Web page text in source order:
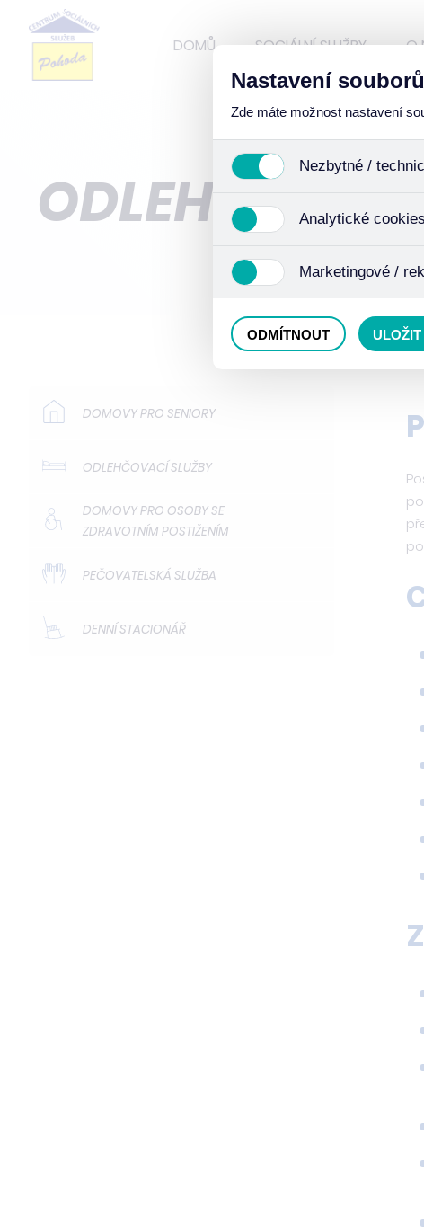
DOMŮ SOCIÁLNÍ SLUŽBY O
ODLEHČOVACÍ
DOMOVY PRO SENIORY
ODLEHČOVACÍ SLUŽBY
DOMOVY PRO OSOBY SE
ZDRAVOTNÍM POSTIŽENÍM
PEČOVATELSKÁ SLUŽBA
DENNÍ STACIONÁŘ
Nastavení
Zde máte možnost nastavení
Nezbytné /
funkcí. Používají se mimo jiné
Analytické cookies
anonymizaci se již nejedná o
Marketingové /
ODMÍTNOUT